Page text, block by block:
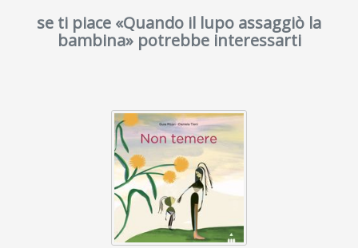
se ti piace «Quando il lupo assaggiò la
bambina» potrebbe interessarti